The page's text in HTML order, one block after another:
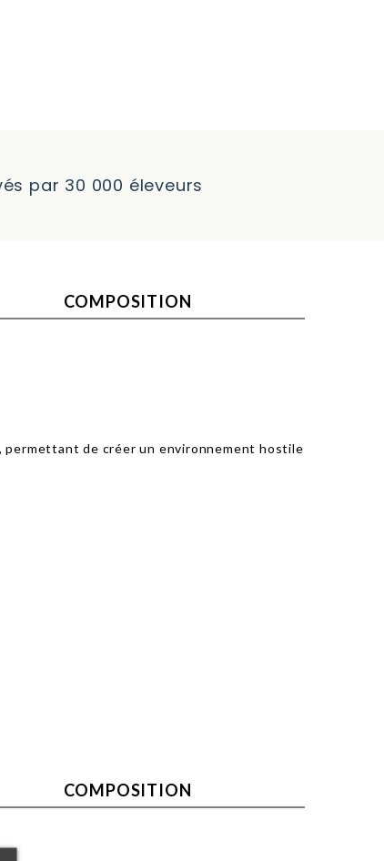
par 30 000 éleveurs
COMPOSITION
permettant de créer un environnement hostile
COMPOSITION